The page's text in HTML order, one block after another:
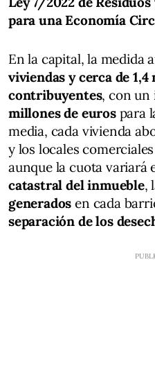
para una Economía
En la capital, la medida
viviendas y cerca de
contribuyentes, con un
millones de eurospara
media, cada vivienda
y los locales
aunque la cuota variará
catastral del inmueble,
generados en cada
separación de los